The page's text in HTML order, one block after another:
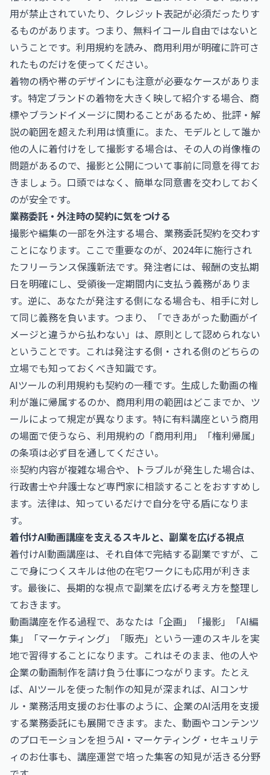
用が禁止されていたり、クレジット表記が必須だったりす
るものがあります。つまり、無料イコール自由ではないと
いうことです。利用規約を読み、商用利用が明確に許可さ
れたものだけを使ってください。
着物の柄や帯のデザインにも注意が必要なケースがありま
す。特定ブランドの着物を大きく映して紹介する場合、商
標やブランドイメージに関わることがあるため、批評・解
説の範囲を超えた利用は慎重に。また、モデルとして誰か
他の人に着付けをして撮影する場合は、その人の肖像権の
問題があるので、撮影と公開について事前に同意を得てお
きましょう。口頭ではなく、簡単な同意書を交わしておく
のが安全です。
業務委託・外注時の契約に気をつける
撮影や編集の一部を外注する場合、業務委託契約を交わす
ことになります。ここで重要なのが、2024年に施行され
たフリーランス保護新法です。発注者には、報酬の支払期
日を明確にし、受領後一定期間内に支払う義務がありま
す。逆に、あなたが発注する側になる場合も、相手に対し
て同じ義務を負います。つまり、「できあがった動画がイ
メージと違うから払わない」は、原則として認められない
ということです。これは発注する側・される側のどちらの
立場でも知っておくべき知識です。
AIツールの利用規約も契約の一種です。生成した動画の権
利が誰に帰属するのか、商用利用の範囲はどこまでか、ツ
ールによって規定が異なります。特に有料講座という商用
の場面で使うなら、利用規約の「商用利用」「権利帰属」
の条項は必ず目を通してください。
※契約内容が複雑な場合や、トラブルが発生した場合は、
行政書士や弁護士など専門家に相談することをおすすめし
ます。法律は、知っているだけで自分を守る盾になりま
す。
着付けAI動画講座を支えるスキルと、副業を広げる視点
着付けAI動画講座は、それ自体で完結する副業ですが、こ
こで身につくスキルは他の在宅ワークにも応用が利きま
す。最後に、長期的な視点で副業を広げる考え方を整理し
ておきます。
動画講座を作る過程で、あなたは「企画」「撮影」「AI編
集」「マーケティング」「販売」という一連のスキルを実
地で習得することになります。これはそのまま、他の人や
企業の動画制作を請け負う仕事につながります。たとえ
ば、AIツールを使った制作の知見が深まれば、 AIコンサ
ル・業務活用支援のお仕事のように、企業のAI活用を支援
する業務委託にも展開できます。また、動画やコンテンツ
のプロモーションを担うAI・マーケティング・セキュリテ
ィのお仕事も、講座運営で培った集客の知見が活きる分野